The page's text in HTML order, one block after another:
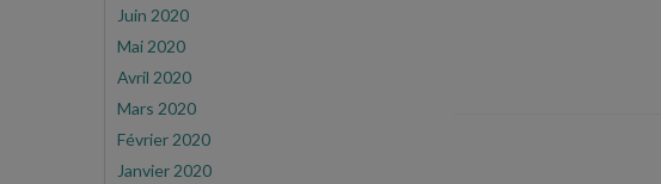
Juin 2020
Mai 2020
Avril 2020
Mars 2020
Février 2020
Janvier 2020